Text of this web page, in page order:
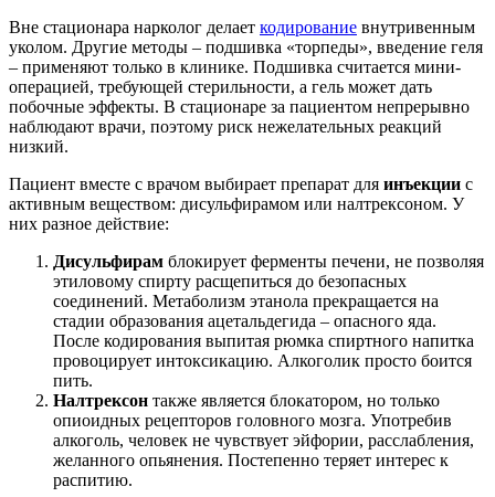
Вне стационара нарколог делает кодирование внутривенным
уколом. Другие методы – подшивка «торпеды», введение геля
– применяют только в клинике. Подшивка считается мини-
операцией, требующей стерильности, а гель может дать
побочные эффекты. В стационаре за пациентом непрерывно
наблюдают врачи, поэтому риск нежелательных реакций
низкий.
Пациент вместе с врачом выбирает препарат для инъекции с
активным веществом: дисульфирамом или налтрексоном. У
них разное действие:
Дисульфирам блокирует ферменты печени, не позволяя
этиловому спирту расщепиться до безопасных
соединений. Метаболизм этанола прекращается на
стадии образования ацетальдегида – опасного яда.
После кодирования выпитая рюмка спиртного напитка
провоцирует интоксикацию. Алкоголик просто боится
пить.
Налтрексон также является блокатором, но только
опиоидных рецепторов головного мозга. Употребив
алкоголь, человек не чувствует эйфории, расслабления,
желанного опьянения. Постепенно теряет интерес к
распитию.